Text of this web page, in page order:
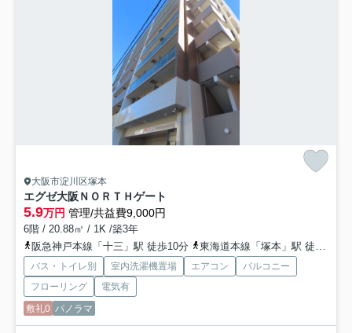
大阪市淀川区塚本
エグゼ大阪ＮＯＲＴＨゲート
5.9万円 管理/共益費9,000円
6階 / 20.88㎡ / 1K /築3年
阪急神戸本線「十三」駅 徒歩10分
東海道本線「塚本」駅 徒歩11分
バス・トイレ別 室内洗濯機置場 エアコン
バルコニー
フローリング
電気有
敷礼0 パノラマ